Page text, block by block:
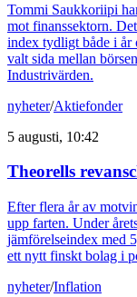
Tommi Saukkoriipi
mot finanssektorn.
index tydligt både i år
valt sida mellan
Industrivärden.
nyheter/Aktiefonder
5 augusti, 10:42
Theorells
Efter flera år av
upp farten. Under
jämförelseindex med
ett nytt finskt bolag i
nyheter/Inflation